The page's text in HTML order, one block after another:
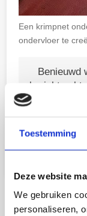
Toestemming
Deze website
We gebruiken
personaliseren,
Een krimpnet
ondervloer te
Benieuwd
bericht